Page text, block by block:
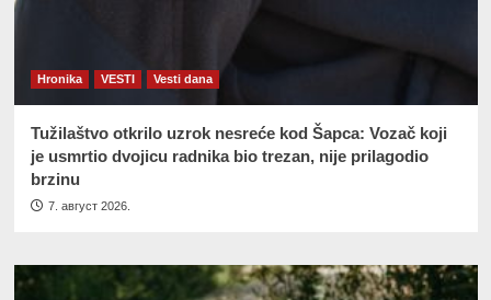
Hronika VESTI Vesti dana
Tužilaštvo otkrilo uzrok nesreće kod Šapca: Vozač koji
je usmrtio dvojicu radnika bio trezan, nije prilagodio
brzinu
7. август 2026.